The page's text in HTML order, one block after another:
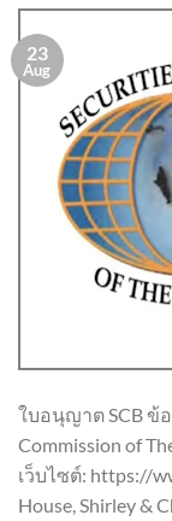
23
Aug
ใบอนุญาต SCB ข้
Commission of
เว็บไซต์: https://
House, Shirley &